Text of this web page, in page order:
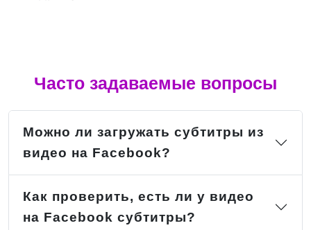
Часто задаваемые вопросы
Можно ли загружать субтитры из
видео на Facebook?
Как проверить, есть ли у видео
на Facebook субтитры?